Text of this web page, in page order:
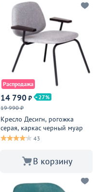
Распродажа
14 790 ₽
27
19 990 ₽
Кресло Десигн, рогожка
серая, каркас черный муар
43
В корзину